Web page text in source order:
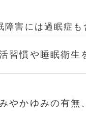
害には過眠症も
習慣や睡眠衛生
やかゆみの有無